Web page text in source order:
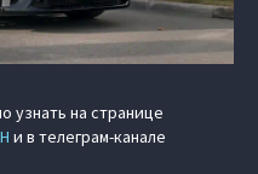
узнать на странице
и в телеграм-канале